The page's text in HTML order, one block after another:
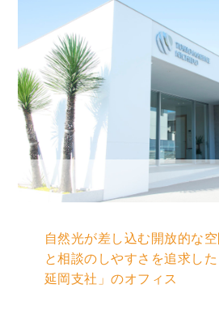
自然光が差し込む開放的な
と相談のしやすさを追求し
延岡支社」のオフィス